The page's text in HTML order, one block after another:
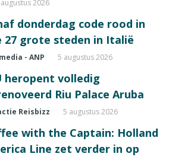
2026
donderdag code rood in
27 grote steden in Italië
- ANP 5 augustus 2026
heropent volledig
Riu Palace Aruba
Reisbizz 5 augustus 2026
with the Captain: Holland
Line zet verder in op